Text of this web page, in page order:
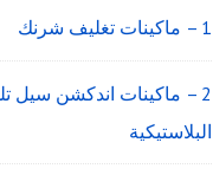
1 – ماكينات تغليف شرنك
2 – ماكينات اندكشن سيل
البلاستيكية